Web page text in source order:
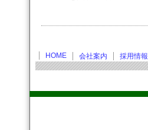
HOME 会社案内 採用情報